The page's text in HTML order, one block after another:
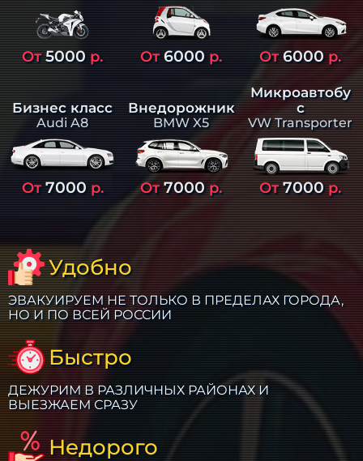
От5000 р. От6000 р. От6000р.
Бизнес класс
Audi A8
От7000р.
Внедорожник
BMW X5
От7000р.
Микроавтобу
с
VW Transporter
От7000р.
Удобно
ЭВАКУИРУЕМ НЕ ТОЛЬКО В ПРЕДЕЛАХ ГОРОДА,
НО И ПО ВСЕЙ РОССИИ
Быстро
ДЕЖУРИМ В РАЗЛИЧНЫХ РАЙОНАХ И
ВЫЕЗЖАЕМ СРАЗУ
Недорого